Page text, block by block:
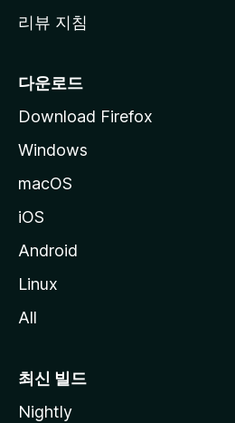
리뷰 지침
다운로드
Download Firefox
Windows
macOS
iOS
Android
Linux
All
최신 빌드
Nightly